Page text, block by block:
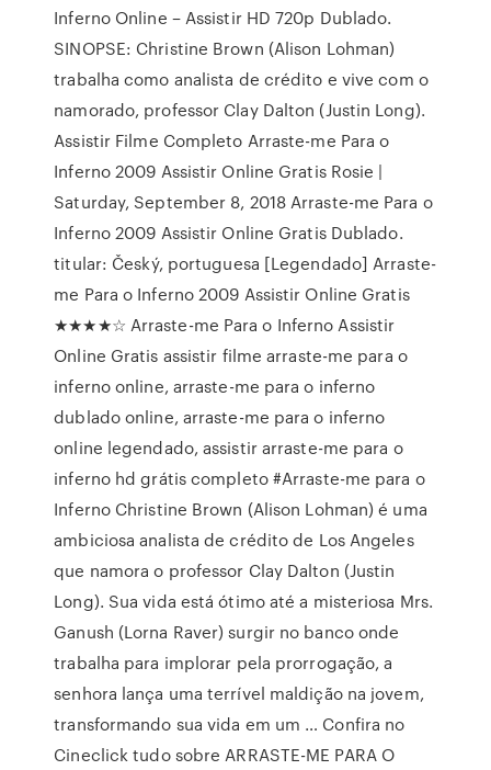
Inferno Online – Assistir HD 720p Dublado.
SINOPSE: Christine Brown (Alison Lohman)
trabalha como analista de crédito e vive com o
namorado, professor Clay Dalton (Justin Long).
Assistir Filme Completo Arraste-me Para o
Inferno 2009 Assistir Online Gratis Rosie |
Saturday, September 8, 2018 Arraste-me Para o
Inferno 2009 Assistir Online Gratis Dublado.
titular: Český, portuguesa [Legendado] Arraste-
me Para o Inferno 2009 Assistir Online Gratis
★★★★☆ Arraste-me Para o Inferno Assistir
Online Gratis assistir filme arraste-me para o
inferno online, arraste-me para o inferno
dublado online, arraste-me para o inferno
online legendado, assistir arraste-me para o
inferno hd grátis completo #Arraste-me para o
Inferno Christine Brown (Alison Lohman) é uma
ambiciosa analista de crédito de Los Angeles
que namora o professor Clay Dalton (Justin
Long). Sua vida está ótimo até a misteriosa Mrs.
Ganush (Lorna Raver) surgir no banco onde
trabalha para implorar pela prorrogação, a
senhora lança uma terrível maldição na jovem,
transformando sua vida em um … Confira no
Cineclick tudo sobre ARRASTE-ME PARA O